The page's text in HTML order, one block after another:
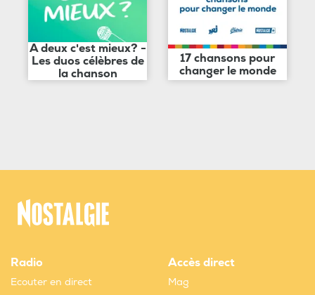
A deux c'est mieux? -
Les duos célèbres de
la chanson
17 chansons pour
changer le monde
Radio
Ecouter en direct
Accès direct
Mag